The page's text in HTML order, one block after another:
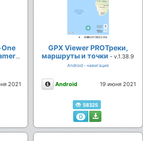
2021
GPX Viewer PROТреки,
маршруты и точки - v.1.38.9
Android - навигация
Описание
Android 19 июня 2021
58325
0